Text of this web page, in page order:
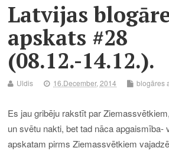
Latvijas
apskats #28
(08.12.-14.12.).
Uldis 16.December, 2014 blogāres
Es jau gribēju rakstīt par
un svētu nakti, bet tad nāca apgaismība-
apskatam pirms Ziemassvētkiem